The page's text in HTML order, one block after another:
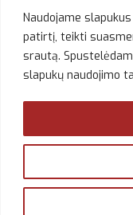
Naudojame
patirtį, teikti
srautą.
slapukų naudojimo
Akimirkos